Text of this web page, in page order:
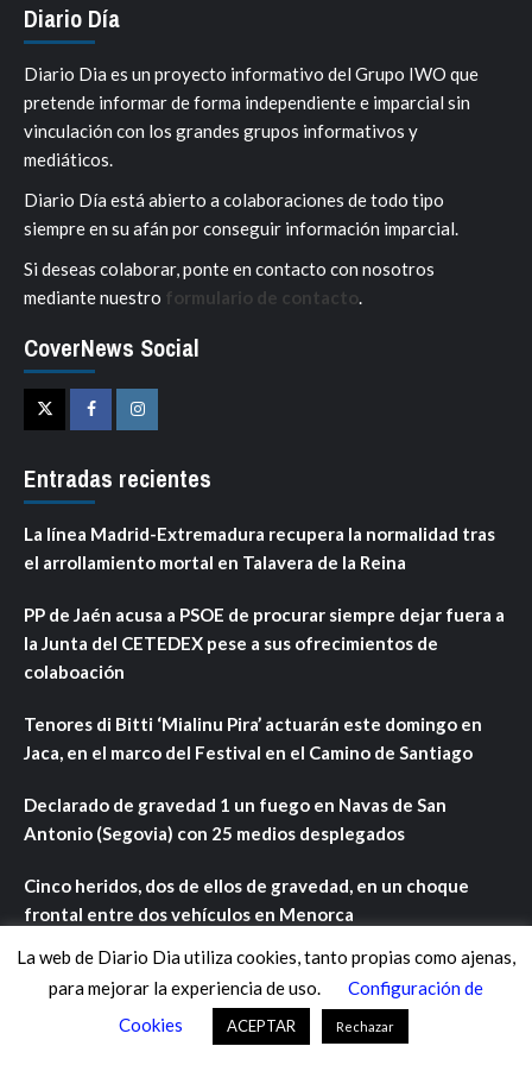
Diario Día
Diario Dia es un proyecto informativo del Grupo IWO que
pretende informar de forma independiente e imparcial sin
vinculación con los grandes grupos informativos y
mediáticos.
Diario Día está abierto a colaboraciones de todo tipo
siempre en su afán por conseguir información imparcial.
Si deseas colaborar, ponte en contacto con nosotros
mediante nuestro formulario de contacto.
CoverNews Social
TwitterFacebookInstagram
Entradas recientes
La línea Madrid-Extremadura recupera la normalidad tras
el arrollamiento mortal en Talavera de la Reina
PP de Jaén acusa a PSOE de procurar siempre dejar fuera a
la Junta del CETEDEX pese a sus ofrecimientos de
colaboación
Tenores di Bitti ‘Mialinu Pira’ actuarán este domingo en
Jaca, en el marco del Festival en el Camino de Santiago
Declarado de gravedad 1 un fuego en Navas de San
Antonio (Segovia) con 25 medios desplegados
Cinco heridos, dos de ellos de gravedad, en un choque
frontal entre dos vehículos en Menorca
Etiquetas
ARAGÓN ASTURIAS C. VALENCIANA
La web de Diario Dia utiliza cookies, tanto propias como ajenas,
para mejorar la experiencia de uso.
Configuración de
Cookies
ACEPTAR Rechazar